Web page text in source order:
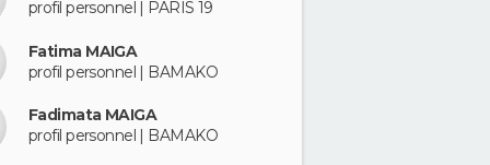
profil personnel | PARIS 19
Fatima MAIGA
profil personnel | BAMAKO
Fadimata MAIGA
profil personnel | BAMAKO